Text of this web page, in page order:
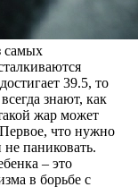
самых
39.5, то
знают, как
жар может
Первое, что нужно
не паниковать.
– это
в борьбе с